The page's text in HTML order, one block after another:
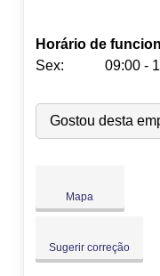
Horário de
Sex:
09:00 -
Seg: 09:00-
Ter:
09:00-
Qua:
09:00-
Sáb:
Fechado
Gostou desta
Mapa
Sugerir correção